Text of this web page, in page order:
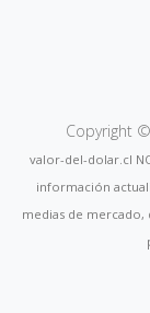
Copyright ©
valor-del-dolar.cl
información
medias de